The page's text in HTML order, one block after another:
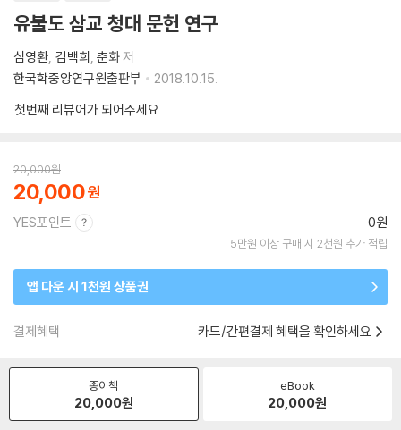
유불도 삼교 청대 문헌 연구
심영환 김백희 춘화저
한국학중앙연구원출판부
2018.10.15.
첫번째 리뷰어가 되어주세요
20,000원
20,000
YES포인트 0원
5만원 이상 구매 시 2천원 추가 적립
앱 다운 시 1천원 상품권
결제혜택 카드/간편결제 혜택을 확인하세요
종이책
20,000원
eBook
20,000원